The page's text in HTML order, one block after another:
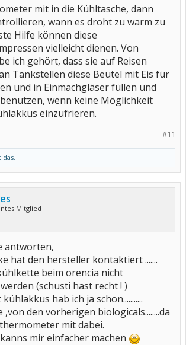
mit in die Kühltasche, dann
wann es droht zu warm zu
Hilfe können diese
vielleicht dienen. Von
ich gehört, dass sie auf Reisen
Tankstellen diese Beutel mit Eis für
und in Einmachgläser füllen und
wenn keine Möglichkeit
einzufrieren.
#11
das.
Mitglied
antworten,
hat den hersteller kontaktiert .......
beim orencia nicht
(schusti hast recht ! )
hab ich ja schon...........
den vorherigen biologicals........da
mit dabei.
mir einfacher machen